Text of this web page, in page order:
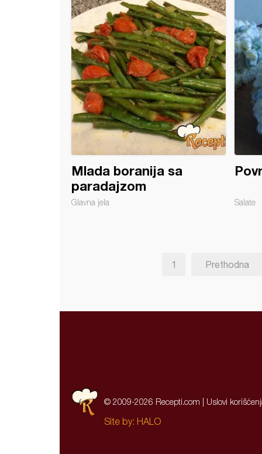
Mlada boranija sa
paradajzom
Glavna jela Salate
1 Prethodna
© 2009-2026 Recepti.com | Uslovi
Site by: HALO